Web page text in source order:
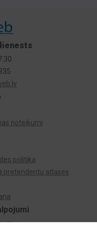
noteikumi
politika
pretendentu atlases